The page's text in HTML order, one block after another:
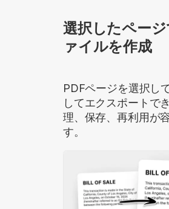
選択したペー
ァイルを作成
PDFページを選択し
してエクスポートで
理、保存、再利用が
す。